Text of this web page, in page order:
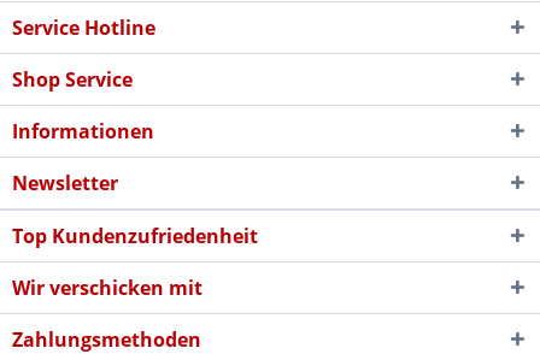
Service Hotline
Shop Service
Informationen
Newsletter
Top Kundenzufriedenheit
Wir verschicken mit
Zahlungsmethoden